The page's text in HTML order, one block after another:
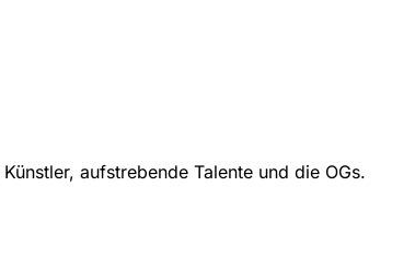
aufstrebende Talente und die OGs.